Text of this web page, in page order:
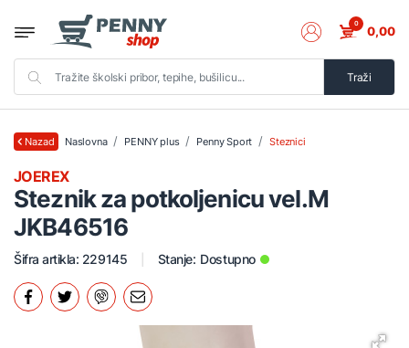
Traži
0 0,00
Nazad Naslovna PENNY plus Penny Sport Steznici
Steznik za potkoljenicu vel.M
JKB46516
JOEREX
Šifra artikla: 229145 Stanje: Dostupno